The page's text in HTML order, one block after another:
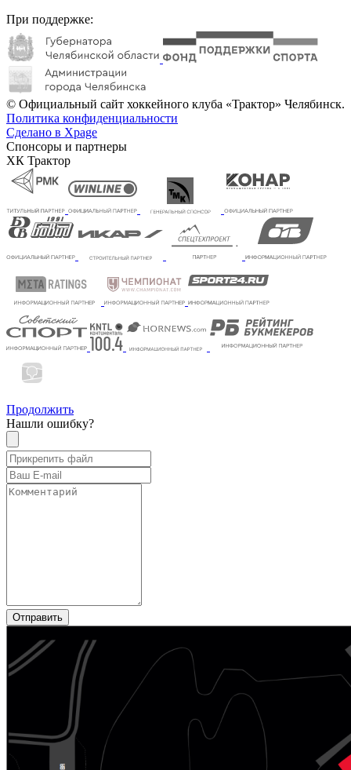
При поддержке:
© Официальный сайт хоккейного клуба «Трактор» Челябинск.
Политика конфиденциальности
Сделано в Xpage
Спонсоры и партнеры
ХК Трактор
Продолжить
Нашли ошибку?